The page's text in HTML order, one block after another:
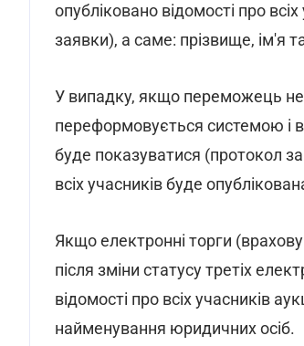
опубліковано відомості про
заявки), а саме: прізвище, ім'я
У випадку, якщо переможець не
переформовується системою і
буде показуватися (протокол
всіх учасників буде
Якщо електронні торги
після зміни статусу третіх
відомості про всіх учасників
найменування юридичних осіб.